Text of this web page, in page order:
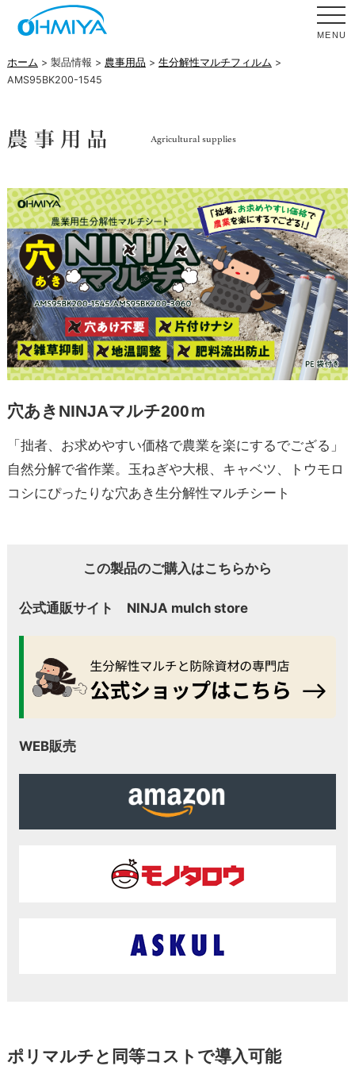
MENU
ホーム > 製品情報 > 農事用品 > 生分解性マルチフィルム >
AMS95BK200-1545
穴あきNINJAマルチ200ｍ
「拙者、お求めやすい価格で農業を楽にするでござる」
自然分解で省作業。玉ねぎや大根、キャベツ、トウモロ
コシにぴったりな穴あき生分解性マルチシート
この製品のご購入はこちらから
公式通販サイト NINJA mulch store
WEB販売
ポリマルチと同等コストで導入可能